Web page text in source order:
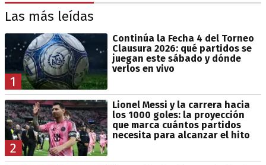
Las más leídas
1
Continúa la Fecha 4 del Torneo
Clausura 2026: qué partidos se
juegan este sábado y dónde
verlos en vivo
2
Lionel Messi y la carrera hacia
los 1000 goles: la proyección
que marca cuántos partidos
necesita para alcanzar el hito